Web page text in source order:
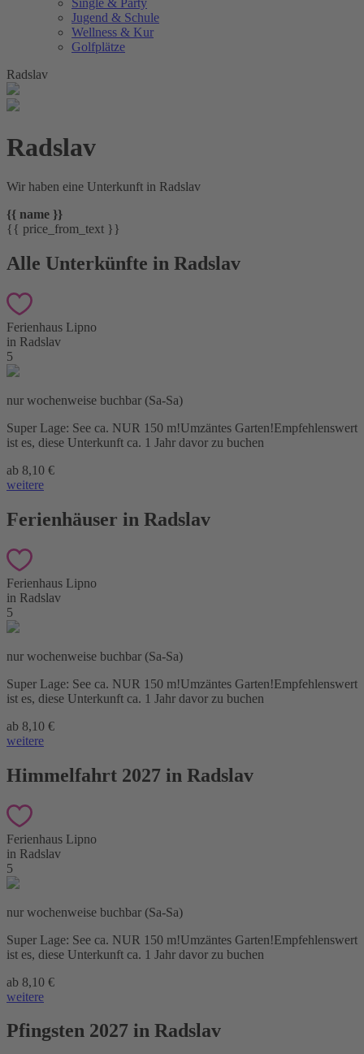
Single & Party
Jugend & Schule
Wellness & Kur
Golfplätze
Radslav
Radslav
Wir haben eine Unterkunft in Radslav
{{ name }}
{{ price_from_text }}
Alle Unterkünfte in Radslav
Ferienhaus Lipno
in Radslav
5
nur wochenweise buchbar (Sa-Sa)
Super Lage: See ca. NUR 150 m!Umzäntes Garten!Empfehlenswert
ist es, diese Unterkunft ca. 1 Jahr davor zu buchen
ab 8,10 €
weitere
Ferienhäuser in Radslav
Ferienhaus Lipno
in Radslav
5
nur wochenweise buchbar (Sa-Sa)
Super Lage: See ca. NUR 150 m!Umzäntes Garten!Empfehlenswert
ist es, diese Unterkunft ca. 1 Jahr davor zu buchen
ab 8,10 €
weitere
Himmelfahrt 2027 in Radslav
Ferienhaus Lipno
in Radslav
5
nur wochenweise buchbar (Sa-Sa)
Super Lage: See ca. NUR 150 m!Umzäntes Garten!Empfehlenswert
ist es, diese Unterkunft ca. 1 Jahr davor zu buchen
ab 8,10 €
weitere
Pfingsten 2027 in Radslav